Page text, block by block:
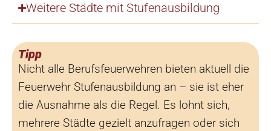
Weitere Städte mit Stufenausbildung
Tipp
Nicht alle Berufsfeuerwehren bieten aktuell die
Feuerwehr Stufenausbildung an – sie ist eher
die Ausnahme als die Regel. Es lohnt sich,
mehrere Städte gezielt anzufragen oder sich